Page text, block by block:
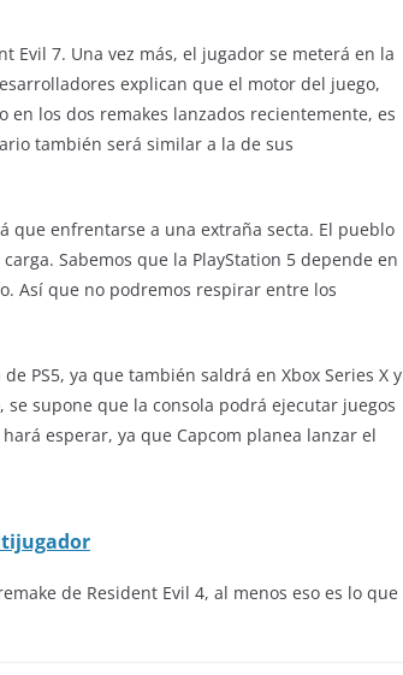
7. Una vez más, el jugador se meterá en la
explican que el motor del juego,
en los dos remakes lanzados recientemente, es
también será similar a la de sus
que enfrentarse a una extraña secta. El pueblo
Sabemos que la PlayStation 5 depende en
Así que no podremos respirar entre los
PS5, ya que también saldrá en Xbox Series X y
se supone que la consola podrá ejecutar juegos
esperar, ya que Capcom planea lanzar el
de Resident Evil 4, al menos eso es lo que